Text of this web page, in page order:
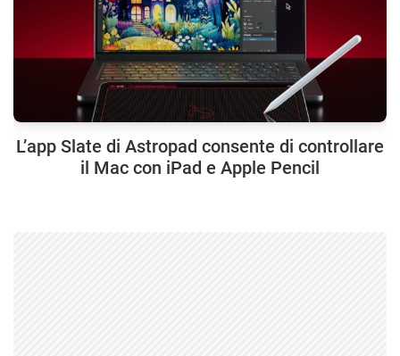
L’app Slate di Astropad consente di controllare
il Mac con iPad e Apple Pencil